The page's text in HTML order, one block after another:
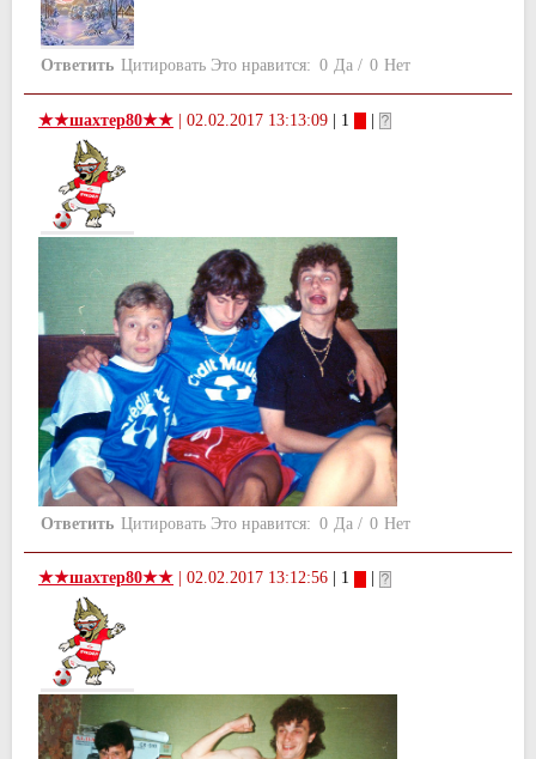
Ответить Цитировать Это нравится: 0 Да / 0 Нет
★★шахтер80★★ | 02.02.2017 13:13:09 | 1 |
Ответить Цитировать Это нравится: 0 Да / 0 Нет
★★шахтер80★★ 02.02.2017 13:12:56 | 1